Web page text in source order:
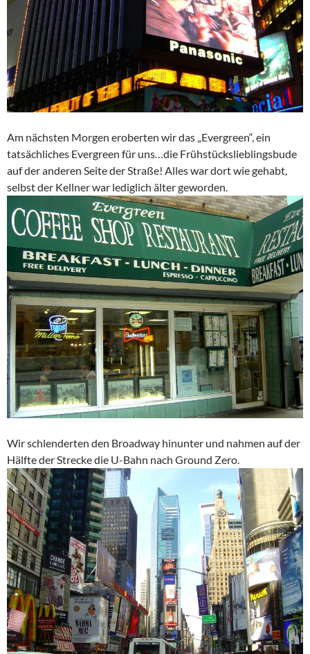
Am nächsten Morgen eroberten wir das „Evergreen“, ein
tatsächliches Evergreen für uns…die Frühstückslieblingsbude
auf der anderen Seite der Straße! Alles war dort wie gehabt,
selbst der Kellner war lediglich älter geworden.
Wir schlenderten den Broadway hinunter und nahmen auf der
Hälfte der Strecke die U-Bahn nach Ground Zero.